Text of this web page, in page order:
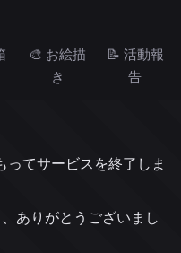
🎨 お絵描
き
📝 活動報
告
ってサービスを終了しま
ありがとうございまし